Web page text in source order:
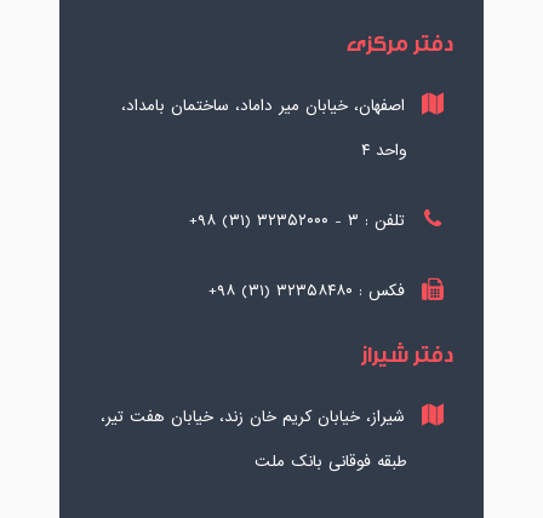
دفتر مرکزی
اصفهان، خیابان میر داماد، ساختمان بامداد،
واحد ۴
تلفن : ۳ - ۳۲۳۵۲۰۰۰ (۳۱) ۹۸+
فکس : ۳۲۳۵۸۴۸۰ (۳۱) ۹۸+
دفتر شیراز
شیراز، خیابان کریم خان زند، خیابان هفت تیر،
طبقه فوقانی بانک ملت